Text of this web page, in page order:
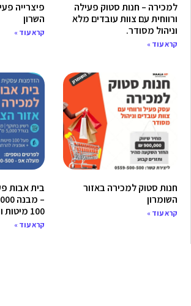
למכירה – חנות סטוק פעילה
ורווחית עם צוות עובדים מלא
וניהול מסודר.
קרא עוד »
פיצרייה
השרון
קרא עוד »
חנות סטוק למכירה באזור
השומרון
קרא עוד »
בית אבות
100 מיטות ורישיון בתוקף
קרא עוד »